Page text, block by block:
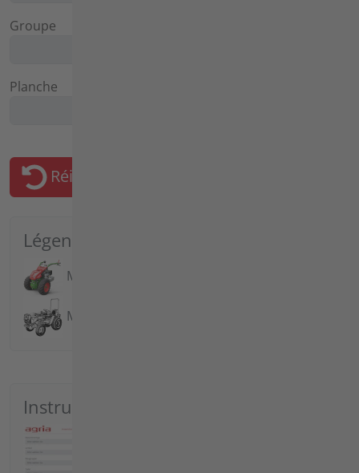
Groupe
Planche
Réinitialiser le filtre
Légende
Modèles actuels
Modèles anciens
Instructions